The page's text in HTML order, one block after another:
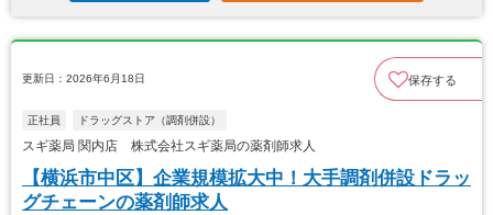
更新日：2026年6月18日 保存する
正社員 ドラッグストア（調剤併設）
スギ薬局 関内店 株式会社スギ薬局の薬剤師求人
【横浜市中区】企業規模拡大中！大手調剤併設ドラッ
グチェーンの薬剤師求人